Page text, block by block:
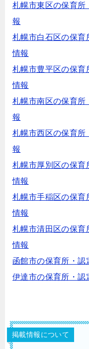
札幌市東区の保育所
報
札幌市白石区の保育
情報
札幌市豊平区の保育
情報
札幌市南区の保育所
報
札幌市西区の保育所
報
札幌市厚別区の保育
情報
札幌市手稲区の保育
情報
札幌市清田区の保育
情報
函館市の保育所・認
伊達市の保育所・認
掲載情報について